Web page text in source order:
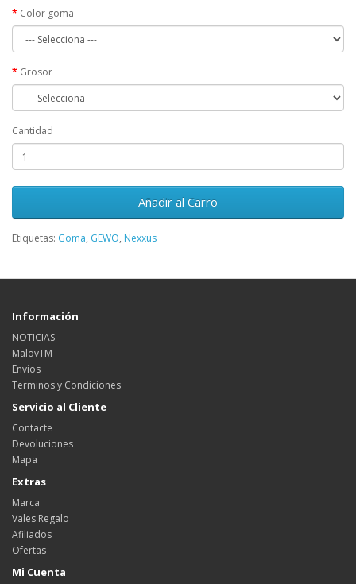
Color goma
Grosor
Cantidad
Añadir al Carro
Etiquetas: Goma, GEWO, Nexxus
Información
NOTICIAS
MalovTM
Envios
Terminos y Condiciones
Servicio al Cliente
Contacte
Devoluciones
Mapa
Extras
Marca
Vales Regalo
Afiliados
Ofertas
Mi Cuenta